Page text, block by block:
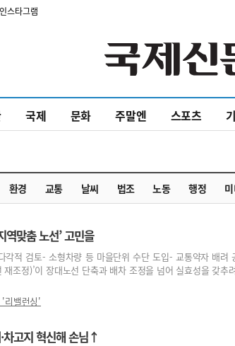
인스타그램
국제 문화 주말엔 스포츠
환경 교통 날씨 법조 노동 행정
역맞춤 노선’ 고민을
각적 검토- 소형차량 등 마을단위 수단 도입- 교통약자 배려
재조정)’이 장대노선 단축과 배차 조정을 넘어 실효성을 갖
리밸런싱'
차고지 혁신해 손님↑